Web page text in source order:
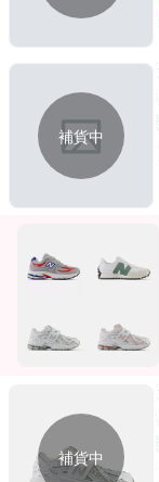
補貨中
補貨中